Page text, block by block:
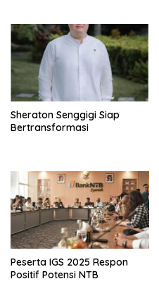
Sheraton Senggigi Siap
Bertransformasi
Peserta IGS 2025 Respon
Positif Potensi NTB